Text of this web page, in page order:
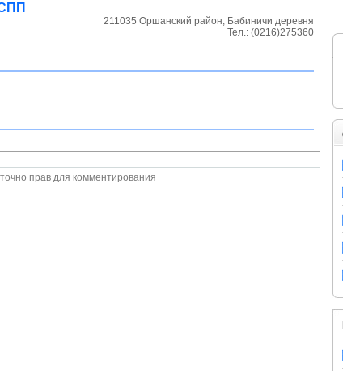
211035 Оршанский район, Бабиничи деревня
Тел.: (0216)275360
прав для комментирования